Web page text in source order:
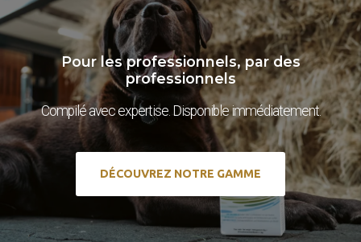
Pour les professionnels, par des
professionnels
Compilé avec expertise. Disponible immédiatement.
DÉCOUVREZ NOTRE GAMME